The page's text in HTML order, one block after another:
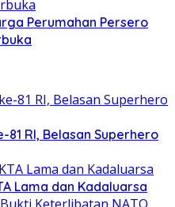
Perumahan Persero
81 RI, Belasan Superhero
Lama dan Kadaluarsa